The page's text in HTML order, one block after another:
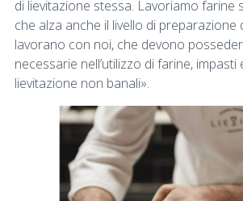
di lievitazione stessa. Lavoriamo farine
che alza anche il livello di preparazione
lavorano con noi, che devono
necessarie nell’utilizzo di farine,
lievitazione non banali».